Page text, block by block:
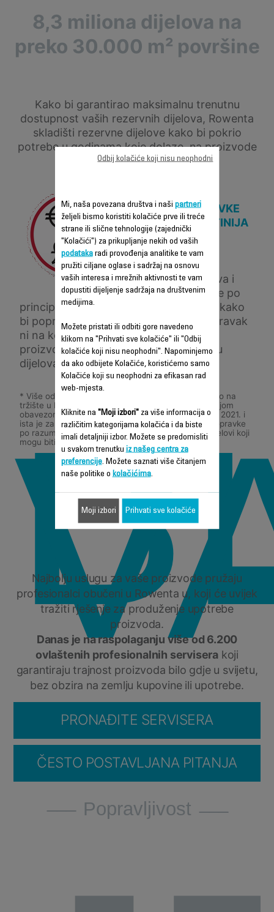
8,3 miliona dijelova na
preko 30.000 m² površine
Kako bi garantirao maksimalnu trenutnu
dostupnost vaših rezervnih dijelova, Rowenta
skladišti rezervne dijelove kako bi pokrio
potrebe u godinama koje dolaze, na proizvode
čija je proizvodnja zaustavljena.
CIJENA POPRAVKE
JE ČESTO JEFTINIJA
OD ZAMJENE
PROIZVODA,
Radeći na cijeni
rezervnih dijelova i
nudeći popravke po
principu ključ u ruke, Rowenta čini sve kako
bi popravke bile što ekonomičnije. Popravak
ni na koji način ne mijenja kvalitetu
proizvoda, te je popravljen uz upotrebu
dijelova koje je odobrio brend.
* Više od 96% proizvoda koje je Groupe Seb plasirao na
tržište u Evropi u 2021. bilo je u skladu sa 10-godišnjom
obavezom popravke koja je važila do 31. decembra 2021. i
ista je zamenjena sa 15-godišnjom mogućnošću popravke
po razumnoj cijeni od 1. januara 2022.. Rezervni dijelovi koji
mogu biti izvedeni iz alternativnih tehnologija.
Rowenta
Najbolju uslugu za vaše proizvode pružaju
profesionalci obučeni u Rowenta u, koji će uvijek
tražiti rješenje za produženje upotrebe
proizvoda.
Danas je na raspolaganju više od 6.200
ovlaštenih profesionalnih servisera koji
garantiraju trajnost proizvoda bilo gdje u svijetu,
bez obzira na zemlju kupovine ili upotrebe.
PRONAĐITE SERVISERA
ČESTO POSTAVLJANA PITANJA
Popravljivost
Mi, naša povezana društva i naši partneri
željeli bismo koristiti kolačiće prve ili treće
strane ili slične tehnologije (zajednički
"Kolačići") za prikupljanje nekih od vaših
podatakaradi provođenja analitike te vam
pružiti ciljane oglase i sadržaj na osnovu
vaših interesa i mrežnih aktivnosti te vam
dopustiti dijeljenje sadržaja na društvenim
medijima.
Možete pristati ili odbiti gore navedeno
klikom na "Prihvati sve kolačiće" ili "Odbij
kolačiće koji nisu neophodni". Napominjemo
da ako odbijete Kolačiće, koristićemo samo
Kolačiće koji su neophodni za efikasan rad
web-mjesta.
Kliknite na "Moji izbori"za više informacija o
različitim kategorijama kolačića i da biste
imali detaljniji izbor. Možete se predomisliti
u svakom trenutku iz našeg centra za
preferencije. Možete saznati više čitanjem
naše politike o kolačićima.
Odbij kolačiće koji nisu neophodni
Moji izbori Prihvati sve kolačiće